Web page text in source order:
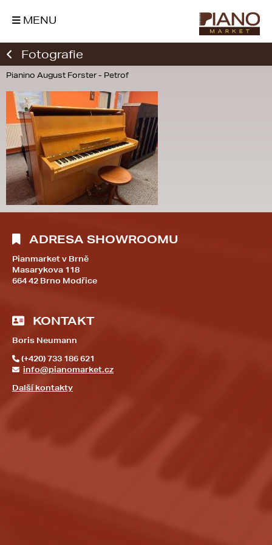
MENU
Fotografie
Pianino August Forster - Petrof
ADRESA SHOWROOMU
Pianmarket v Brně
Masarykova 118
664 42 Brno Modřice
KONTAKT
Boris Neumann
(+420) 733 186 621
info@pianomarket.cz
Další kontakty